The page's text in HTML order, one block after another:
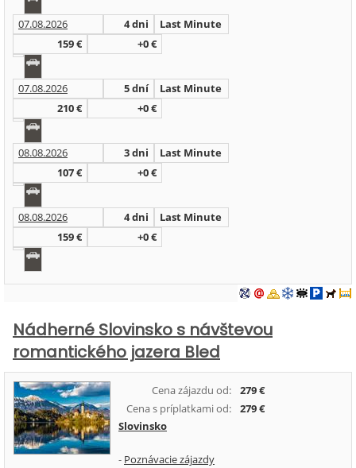
07.08.2026 4 dni
Last Minute
159 €
+0 €
07.08.2026 5 dní
Last Minute
210 €
+0 €
08.08.2026 3 dni
Last Minute
107 €
+0 €
08.08.2026 4 dni
Last Minute
159 €
+0 €
Nádherné Slovinsko s návštevou
romantického jazera Bled
Cena zájazdu od:
279 €
Cena s príplatkami od:
279 €
Slovinsko
- Poznávacie zájazdy